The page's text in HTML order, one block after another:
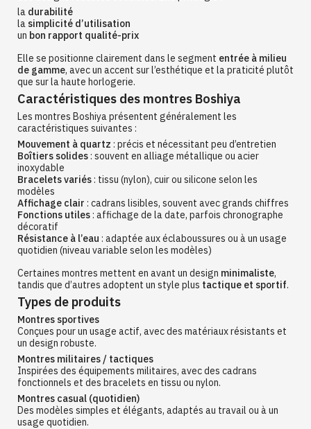
la durabilité
la simplicité d’utilisation
un bon rapport qualité-prix
Elle se positionne clairement dans le segment entrée à milieu
de gamme, avec un accent sur l’esthétique et la praticité plutôt
que sur la haute horlogerie.
Caractéristiques des montres Boshiya
Les montres Boshiya présentent généralement les
caractéristiques suivantes :
Mouvement à quartz : précis et nécessitant peu d’entretien
Boîtiers solides : souvent en alliage métallique ou acier
inoxydable
Bracelets variés : tissu (nylon), cuir ou silicone selon les
modèles
Affichage clair : cadrans lisibles, souvent avec grands chiffres
Fonctions utiles : affichage de la date, parfois chronographe
décoratif
Résistance à l’eau : adaptée aux éclaboussures ou à un usage
quotidien (niveau variable selon les modèles)
Certaines montres mettent en avant un design minimaliste,
tandis que d’autres adoptent un style plus tactique et sportif.
Types de produits
Montres sportives
Conçues pour un usage actif, avec des matériaux résistants et
un design robuste.
Montres militaires / tactiques
Inspirées des équipements militaires, avec des cadrans
fonctionnels et des bracelets en tissu ou nylon.
Montres casual (quotidien)
Des modèles simples et élégants, adaptés au travail ou à un
usage quotidien.